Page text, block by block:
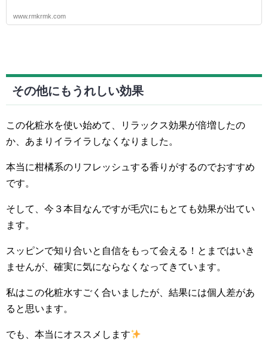
www.rmkrmk.com
その他にもうれしい効果
この化粧水を使い始めて、リラックス効果が倍増したの
か、あまりイライラしなくなりました。
本当に柑橘系のリフレッシュする香りがするのでおすすめ
です。
そして、今３本目なんですが毛穴にもとても効果が出てい
ます。
スッピンで知り合いと自信をもって会える！とまではいき
ませんが、確実に気にならなくなってきています。
私はこの化粧水すごく合いましたが、結果には個人差があ
ると思います。
でも、本当にオススメします